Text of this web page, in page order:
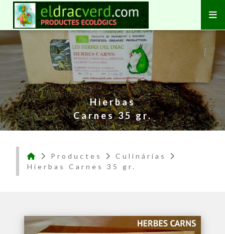
Hierbas
Carnes 35 gr.
Productes
Culinárias
Hierbas Carnes 35 gr.